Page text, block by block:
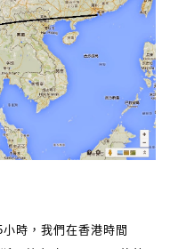
時，我們在香港時間